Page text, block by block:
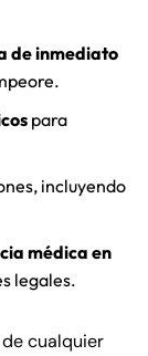
de inmediato
para
incluyendo
médica en
legales.
cualquier